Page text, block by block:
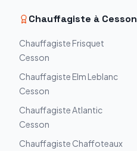
Chauffagiste à Cesson
Chauffagiste Frisquet
Cesson
Chauffagiste Elm Leblanc
Cesson
ChauffagisteAtlantic
Cesson
Chauffagiste Chaffoteaux